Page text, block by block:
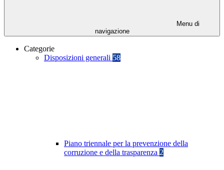
Menu di
navigazione
Categorie
Disposizioni generali 58
Piano triennale per la prevenzione della
corruzione e della trasparenza 2